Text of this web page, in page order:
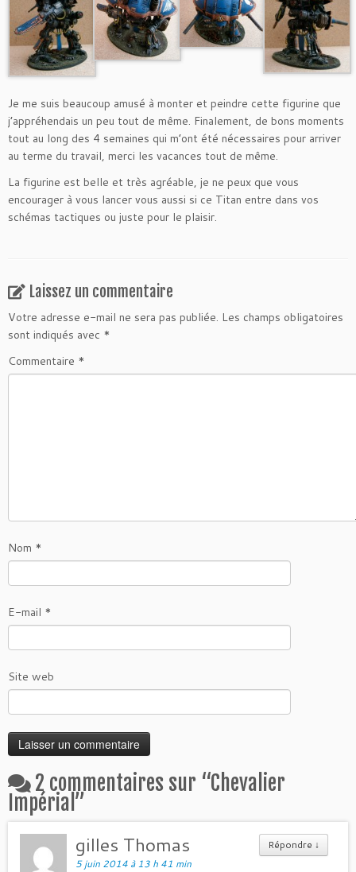
Je me suis beaucoup amusé à monter et peindre cette figurine que
j’appréhendais un peu tout de même. Finalement, de bons moments
tout au long des 4 semaines qui m’ont été nécessaires pour arriver
au terme du travail, merci les vacances tout de même.
La figurine est belle et très agréable, je ne peux que vous
encourager à vous lancer vous aussi si ce Titan entre dans vos
schémas tactiques ou juste pour le plaisir.
Laissez un commentaire
Votre adresse e-mail ne sera pas publiée. Les champs obligatoires
sont indiqués avec *
Commentaire *
Nom *
E-mail *
Site web
2 commentaires sur “Chevalier
Impérial ”
Répondre ↓
gilles Thomas
5 juin 2014 à 13 h 41 min